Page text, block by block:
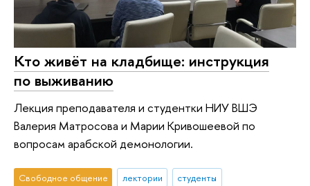
Кто живёт на кладбище: инструкция
по выживанию
Лекция преподавателя и студентки НИУ ВШЭ
Валерия Матросова и Марии Кривошеевой по
вопросам арабской демонологии.
Свободное общение лектории студенты